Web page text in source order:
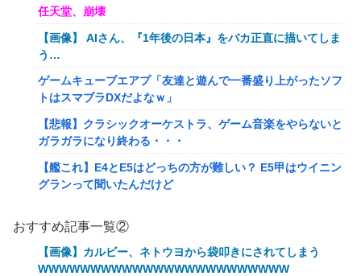
任天堂、崩壊
【画像】 AIさん、『1年後の日本』をバカ正直に描いてしま
う…
ゲームキューブエアプ「友達と遊んで一番盛り上がったソフ
トはスマブラDXだよなｗ」
【悲報】クラシックオーケストラ、ゲーム音楽をやらないと
ガラガラになり終わる・・・
【艦これ】E4とE5はどっちの方が難しい？ E5甲はウイニン
グランって聞いたんだけど
【艦これ】オオヤマトウサギ 他
【艦これ】授業中に居眠りふぶき 他
おすすめ記事一覧②
【画像】カルビー、ネトウヨから袋叩きにされてしまう
WWWWWWWWWWWWWWWWWWWWWWWW